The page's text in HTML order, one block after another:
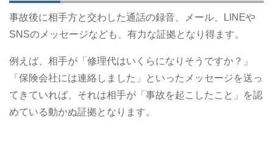
事故後に相手方と交わした通話の録音、メール、LINEや
SNSのメッセージなども、有力な証拠となり得ます。
例えば、相手が「修理代はいくらになりそうですか？」
「保険会社には連絡しました」といったメッセージを送っ
てきていれば、それは相手が「事故を起こしたこと」を認
めている動かぬ証拠となります。